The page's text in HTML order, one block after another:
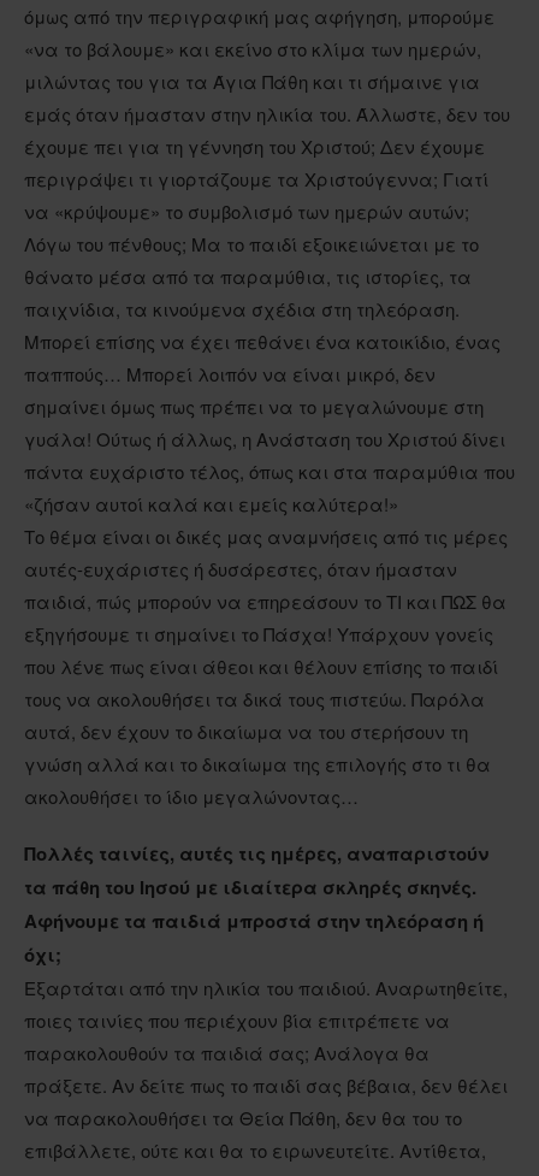
όμως από την περιγραφική μας αφήγηση, μπορούμε
«να το βάλουμε» και εκείνο στο κλίμα των ημερών,
μιλώντας του για τα Άγια Πάθη και τι σήμαινε για
εμάς όταν ήμασταν στην ηλικία του. Άλλωστε, δεν του
έχουμε πει για τη γέννηση του Χριστού; Δεν έχουμε
περιγράψει τι γιορτάζουμε τα Χριστούγεννα; Γιατί
να «κρύψουμε» το συμβολισμό των ημερών αυτών;
Λόγω του πένθους; Μα το παιδί εξοικειώνεται με το
θάνατο μέσα από τα παραμύθια, τις ιστορίες, τα
παιχνίδια, τα κινούμενα σχέδια στη τηλεόραση.
Μπορεί επίσης να έχει πεθάνει ένα κατοικίδιο, ένας
παππούς… Μπορεί λοιπόν να είναι μικρό, δεν
σημαίνει όμως πως πρέπει να το μεγαλώνουμε στη
γυάλα! Ούτως ή άλλως, η Ανάσταση του Χριστού δίνει
πάντα ευχάριστο τέλος, όπως και στα παραμύθια που
«ζήσαν αυτοί καλά και εμείς καλύτερα!»
Το θέμα είναι οι δικές μας αναμνήσεις από τις μέρες
αυτές-ευχάριστες ή δυσάρεστες, όταν ήμασταν
παιδιά, πώς μπορούν να επηρεάσουν το ΤΙ και ΠΩΣ θα
εξηγήσουμε τι σημαίνει το Πάσχα! Υπάρχουν γονείς
που λένε πως είναι άθεοι και θέλουν επίσης το παιδί
τους να ακολουθήσει τα δικά τους πιστεύω. Παρόλα
αυτά, δεν έχουν το δικαίωμα να του στερήσουν τη
γνώση αλλά και το δικαίωμα της επιλογής στο τι θα
ακολουθήσει το ίδιο μεγαλώνοντας…
Πολλές ταινίες, αυτές τις ημέρες, αναπαριστούν
τα πάθη του Ιησού με ιδιαίτερα σκληρές σκηνές.
Αφήνουμε τα παιδιά μπροστά στην τηλεόραση ή
όχι;
Εξαρτάται από την ηλικία του παιδιού. Αναρωτηθείτε,
ποιες ταινίες που περιέχουν βία επιτρέπετε να
παρακολουθούν τα παιδιά σας; Ανάλογα θα
πράξετε. Αν δείτε πως το παιδί σας βέβαια, δεν θέλει
να παρακολουθήσει τα Θεία Πάθη, δεν θα του το
επιβάλλετε, ούτε και θα το ειρωνευτείτε. Αντίθετα,